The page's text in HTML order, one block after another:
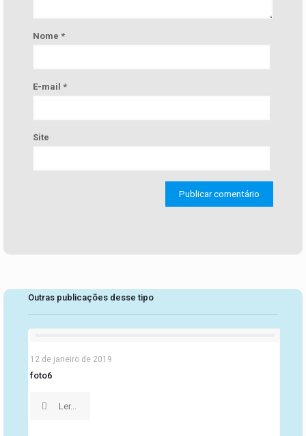
Nome *
E-mail *
Site
Outras publicações desse tipo
12 de janeiro de 2019
foto6
Ler...